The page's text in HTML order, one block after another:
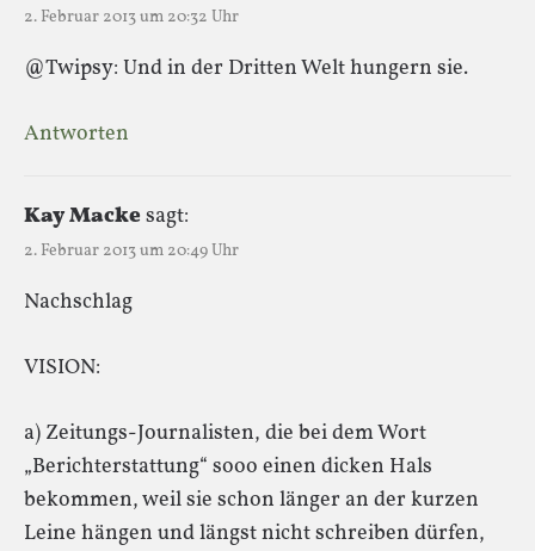
2. Februar 2013 um 20:32 Uhr
@Twipsy: Und in der Dritten Welt hungern sie.
Antworten
Kay Mackesagt:
2. Februar 2013 um 20:49 Uhr
Nachschlag
VISION:
a) Zeitungs-Journalisten, die bei dem Wort
„Berichterstattung“ sooo einen dicken Hals
bekommen, weil sie schon länger an der kurzen
Leine hängen und längst nicht schreiben dürfen,